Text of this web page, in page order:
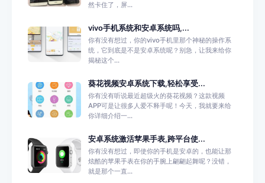
然卡住了，屏...
vivo手机系统和安卓系统吗,...
你有没有想过，你的vivo手机里那个神秘的操作系
统，它到底是不是安卓系统呢？别急，让我来给你
揭秘这个...
葵花视频安卓系统下载,轻松享受...
你有没有听说最近超级火的葵花视频？这款视频
APP可是让很多人爱不释手呢！今天，我就要来给
你详细介绍一...
安卓系统激活苹果手表,跨平台使...
你有没有想过，即使你的手机是安卓的，也能让那
炫酷的苹果手表在你的手腕上翩翩起舞呢？没错，
就是那个一直...